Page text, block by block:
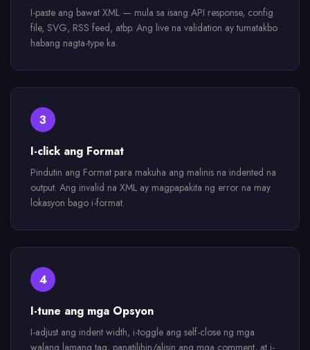
I-paste ang bawat XML — mula sa isang API response, config
file, SVG, RSS feed, atbp. Ang live na validation ay tumatakbo
habang nagta-type ka.
3
I-click ang Format
Pindutin ang Format para makuha ang malinis na indented na
output. Ang invalid na XML ay magpapakita ng error na may
lokasyon bago i-format.
4
I-tune ang mga Opsyon
I-adjust ang indent width, i-toggle ang self-close ng mga
walang lamang tag, panatilihin/alisin ang mga comment, at i-